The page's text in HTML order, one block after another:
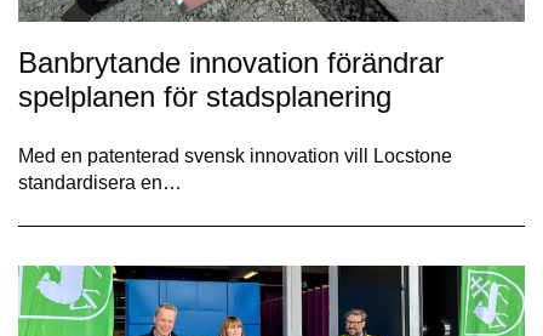
Banbrytande innovation förändrar
spelplanen för stadsplanering
Med en patenterad svensk innovation vill Locstone
standardisera en…